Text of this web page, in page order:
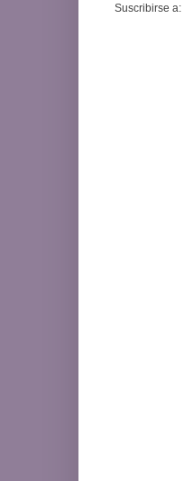
Suscribirse a: